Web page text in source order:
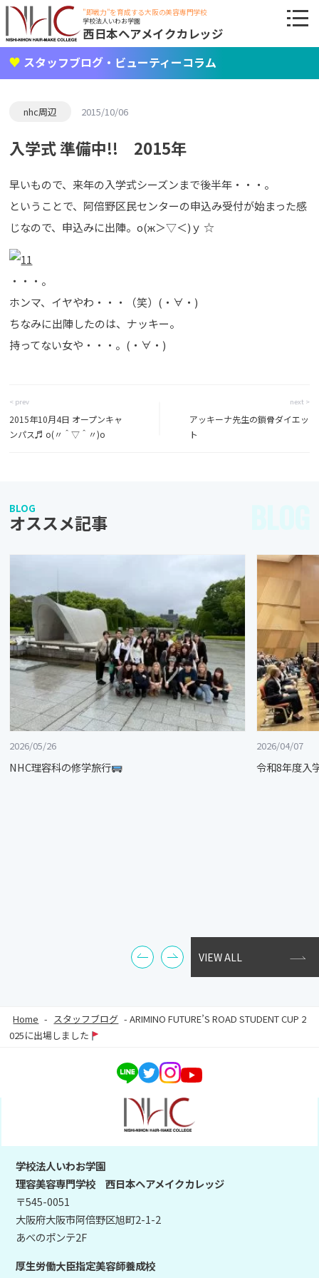
"即戦力"を育成する大阪の美容専門学校
学校法人いわお学園
西日本ヘアメイクカレッジ
スタッフブログ・ビューティーコラム
nhc周辺 2015/10/06
入学式 準備中!! 2015年
早いもので、来年の入学式シーズンまで後半年・・・。
ということで、阿倍野区民センターの申込み受付が始まった感
じなので、申込みに出陣。о(ж＞▽＜)ｙ ☆
・・・。
ホンマ、イヤやわ・・・（笑）(・∀・)
ちなみに出陣したのは、ナッキー。
持ってない女や・・・。(・∀・)
< prev
2015年10月4日 オープンキャ
ンパス♬ o(〃＾▽＾〃)o
next >
アッキーナ先生の鎖骨ダイエッ
ト
BLOG
オススメ記事
2026/05/26
NHC理容科の修学旅行
2026/04/07
令和8年度入
VIEW ALL
Home - スタッフブログ -ARIMINO FUTURE’S ROAD STUDENT CUP 2
025に出場しました
学校法人いわお学園
理容美容専門学校 西日本ヘアメイクカレッジ
〒545-0051
大阪府大阪市阿倍野区旭町2-1-2
あべのポンテ2F
厚生労働大臣指定美容師養成校